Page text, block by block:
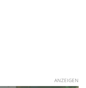
ANZEIGEN